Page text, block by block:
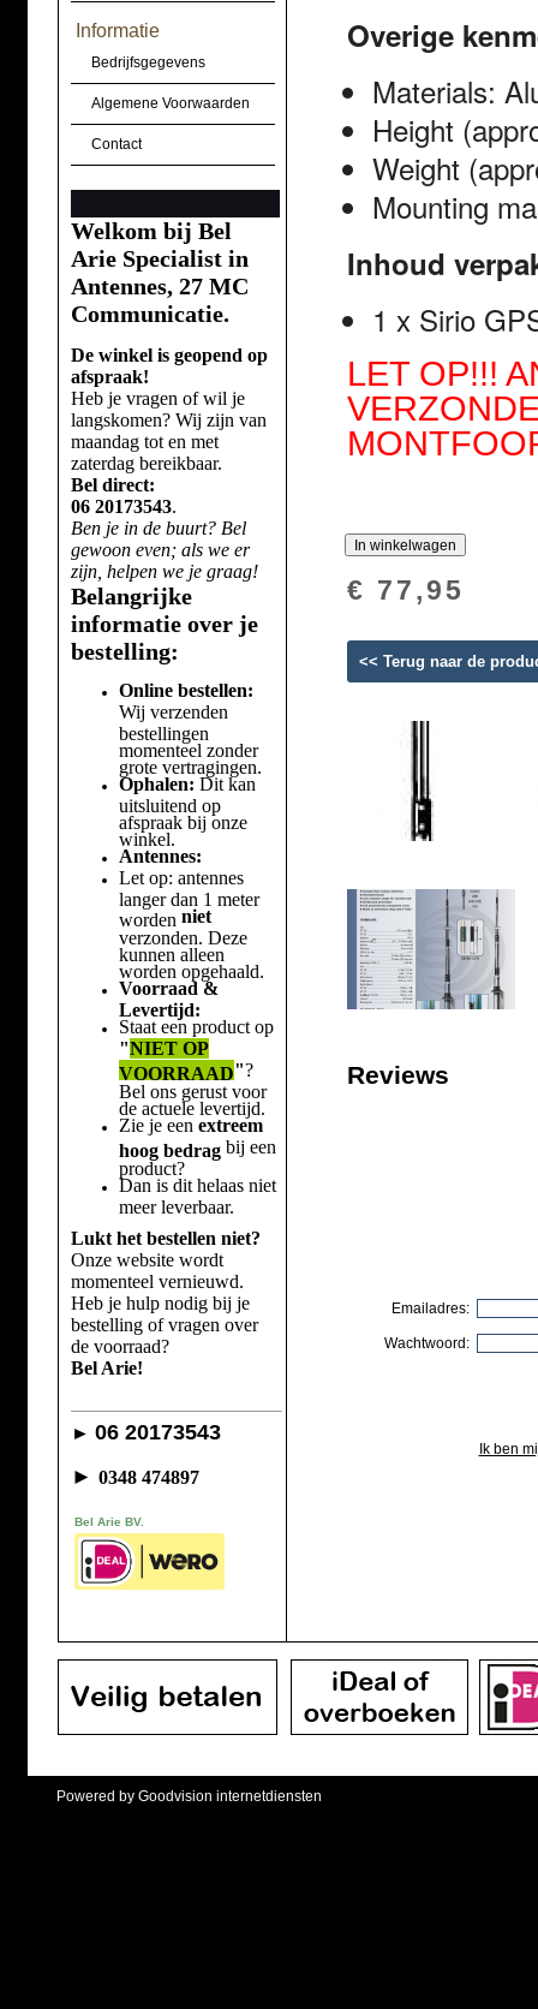
Informatie
Bedrijfsgegevens
Algemene Voorwaarden
Contact
Welkom bij Bel
Arie Specialist in
Antennes, 27 MC
Communicatie.
De winkel is geopend op
afspraak!
Heb je vragen of wil je
langskomen? Wij zijn van
maandag tot en met
zaterdag bereikbaar.
Bel direct:
06 20173543.
Ben je in de buurt? Bel
gewoon even; als we er
zijn, helpen we je graag!
Belangrijke
informatie over je
bestelling:
Online bestellen:
Wij verzenden
bestellingen
momenteel zonder
grote vertragingen.
Ophalen: Dit kan
uitsluitend op
afspraak bij onze
winkel.
Antennes:
Let op: antennes
langer dan 1 meter
worden niet
verzonden. Deze
kunnen alleen
worden opgehaald.
Voorraad &
Levertijd:
Staat een product op
"NIET OP
VOORRAAD"?
Bel ons gerust voor
de actuele levertijd.
Zie je een extreem
hoog bedragbij een
product?
Dan is dit helaas niet
meer leverbaar.
Lukt het bestellen niet?
Onze website wordt
momenteel vernieuwd.
Heb je hulp nodig bij je
bestelling of vragen over
de voorraad?
Bel Arie!
► 06 20173543
► 0348 474897
Bel Arie BV.
Overige
Materials:
Height
Weight
Mounting
Inhoud
1 x Sirio
LET OP!!!
€ 77,95
<< Terug naar de
Reviews
Emailadres:
Wachtwoord:
Ik ben
Powered by Goodvision internetdiensten